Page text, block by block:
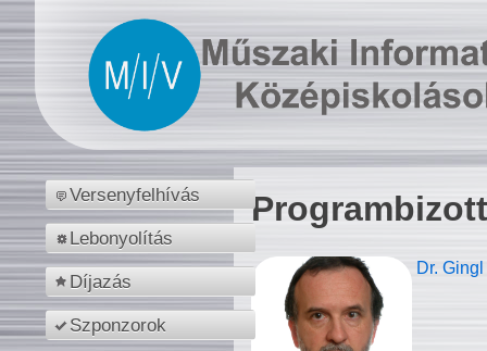
Versenyfelhívás
Lebonyolítás
Díjazás
Szponzorok
Dr.